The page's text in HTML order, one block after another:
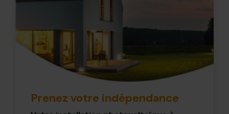
Prenez votre indépendance